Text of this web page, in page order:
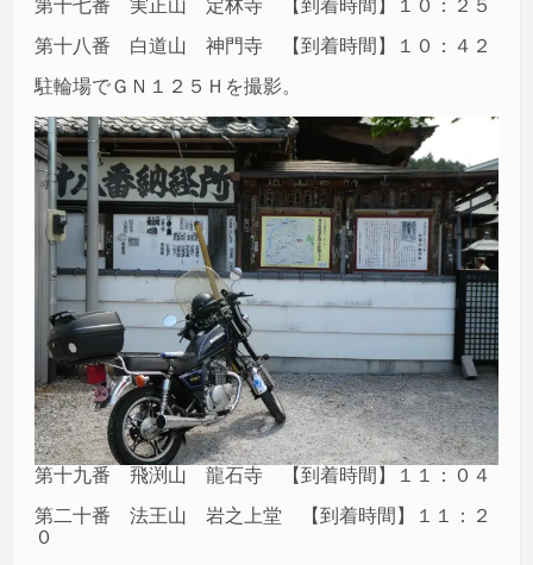
第十七番 実正山 定林寺 【到着時間】１０：２５
第十八番 白道山 神門寺 【到着時間】１０：４２
駐輪場でＧＮ１２５Ｈを撮影。
第十九番 飛渕山 龍石寺 【到着時間】１１：０４
第二十番 法王山 岩之上堂 【到着時間】１１：２
０